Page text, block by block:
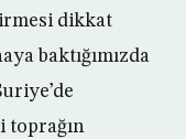
dikkat
baktığımızda
toprağın